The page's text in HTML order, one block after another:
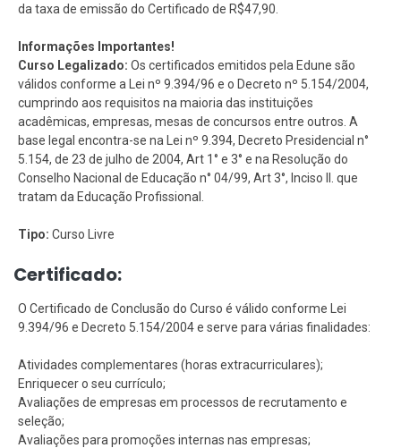
da taxa de emissão do Certificado de R$47,90.
Informações Importantes!
Curso Legalizado: Os certificados emitidos pela Edune são
válidos conforme a Lei nº 9.394/96 e o Decreto nº 5.154/2004,
cumprindo aos requisitos na maioria das instituições
acadêmicas, empresas, mesas de concursos entre outros. A
base legal encontra-se na Lei nº 9.394, Decreto Presidencial n°
5.154, de 23 de julho de 2004, Art 1° e 3° e na Resolução do
Conselho Nacional de Educação n° 04/99, Art 3°, Inciso II. que
tratam da Educação Profissional.
Tipo: Curso Livre
Certificado:
O Certificado de Conclusão do Curso é válido conforme Lei
9.394/96 e Decreto 5.154/2004 e serve para várias finalidades:
Atividades complementares (horas extracurriculares);
Enriquecer o seu currículo;
Avaliações de empresas em processos de recrutamento e
seleção;
Avaliações para promoções internas nas empresas;